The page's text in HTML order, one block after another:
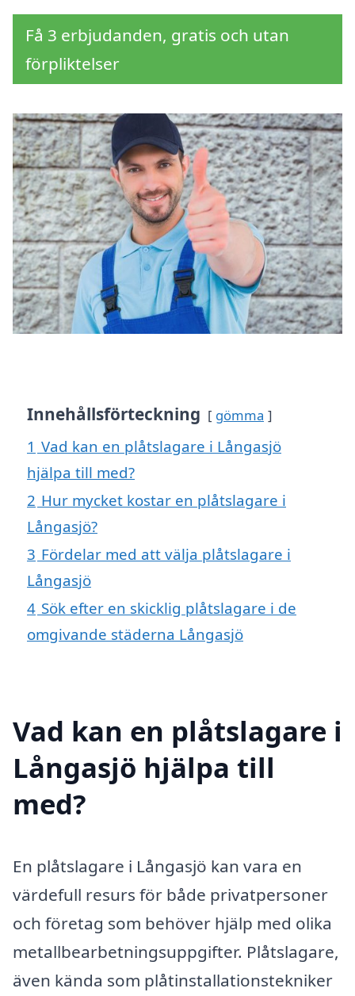
Få 3 erbjudanden, gratis och utan
förpliktelser
Innehållsförteckning gömma
1 Vad kan en plåtslagare i Långasjö
hjälpa till med?
2 Hur mycket kostar en plåtslagare i
Långasjö?
3 Fördelar med att välja plåtslagare i
Långasjö
4 Sök efter en skicklig plåtslagare i de
omgivande städerna Långasjö
Vad kan en plåtslagare i
Långasjö hjälpa till
med?
En plåtslagare i Långasjö kan vara en
värdefull resurs för både privatpersoner
och företag som behöver hjälp med olika
metallbearbetningsuppgifter. Plåtslagare,
även kända som plåtinstallationstekniker